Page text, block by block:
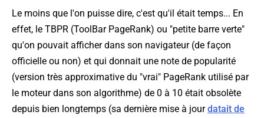
Le moins que l'on puisse dire, c'est qu'il était temps... En
effet, le TBPR (ToolBar PageRank) ou "petite barre verte"
qu'on pouvait afficher dans son navigateur (de façon
officielle ou non) et qui donnait une note de popularité
(version très approximative du "vrai" PageRank utilisé par
le moteur dans son algorithme) de 0 à 10 était obsolète
depuis bien longtemps (sa dernière mise à jourdatait de